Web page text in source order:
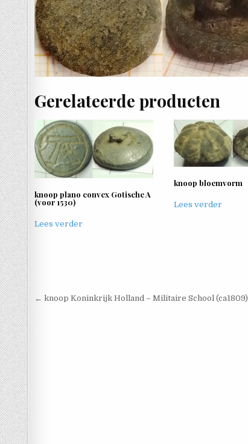
Gerelateerde producten
knoop plano convex Gotische A
(voor 1530)
Lees verder
knoop bloemvorm
Lees verder
Berichtnavigatie
← knoop Koninkrijk Holland – Militaire School (ca1809)